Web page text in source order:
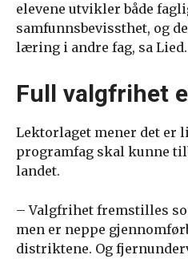
elevene utvikler både
samfunnsbevissthet, og
læring i andre fag, sa Lied.
Full valgfrihet
Lektorlaget mener det er
programfag skal kunne
landet.
– Valgfrihet fremstilles
men er neppe
distriktene. Og